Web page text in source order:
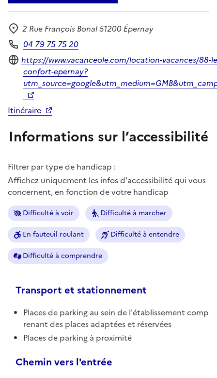
Adresse
2 Rue François Bonal 51200 Épernay
Téléphone
04 79 75 75 20
Site internet
https://www.vacanceole.com/location-vacances/88-
confort-epernay?
Itinéraire
Informations sur l’accessibilité
Filtrer par type de handicap :
Affichez uniquement les infos d'accessibilité qui vous
concernent, en fonction de votre handicap
Difficulté à voir Difficulté à marcher
En fauteuil roulant Difficulté à entendre
Difficulté à comprendre
Transport et stationnement
Places de parking au sein de l'établissement comp
renant des places adaptées et réservées
Places de parking à proximité
Chemin vers l'entrée